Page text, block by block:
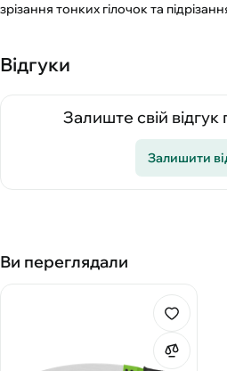
зрізання тонких гілочок та
Відгуки
Залиште свій
Залишити
Ви переглядали